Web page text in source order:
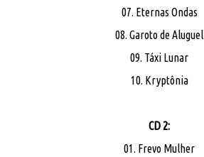
07. Eternas Ondas
08. Garoto de Aluguel
09. Táxi Lunar
10. Kryptônia
CD 2:
01. Frevo Mulher